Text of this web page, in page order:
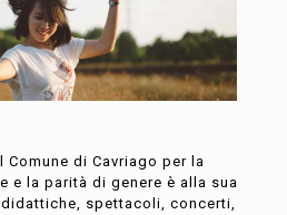
di Cavriago per la
e la parità di genere è alla sua
spettacoli, concerti,